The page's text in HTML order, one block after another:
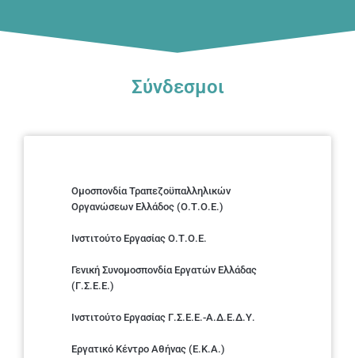
Σύνδεσμοι
Ομοσπονδία Τραπεζοϋπαλληλικών
Οργανώσεων Ελλάδος (Ο.Τ.Ο.Ε.)
Ινστιτούτο Εργασίας Ο.Τ.Ο.Ε.
Γενική Συνομοσπονδία Εργατών Ελλάδας
(Γ.Σ.Ε.Ε.)
Ινστιτούτο Εργασίας Γ.Σ.Ε.Ε.-Α.Δ.Ε.Δ.Υ.
Εργατικό Κέντρο Αθήνας (Ε.Κ.Α.)